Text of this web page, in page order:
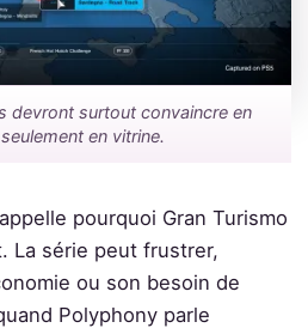
devront surtout convaincre en
en vitrine.
pourquoi Gran Turismo
La série peut frustrer,
ou son besoin de
Polyphony parle